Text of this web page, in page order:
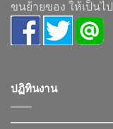
ขนย้ายของ ให้เป็นไ
ปฏิทินงาน